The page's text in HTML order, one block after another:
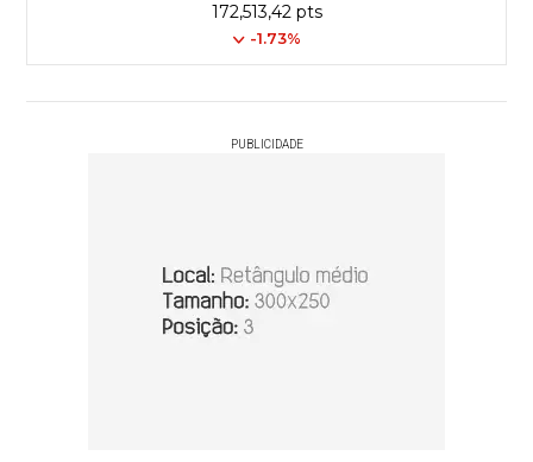
172,513,42 pts
-1.73%
PUBLICIDADE